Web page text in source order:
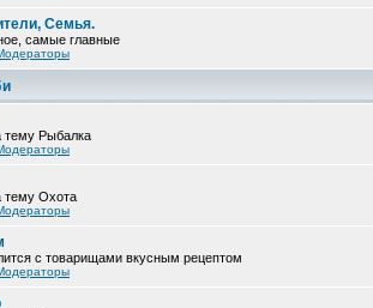
Семья.
самые главные
Рыбалка
Охота
с товарищами вкусным рецептом